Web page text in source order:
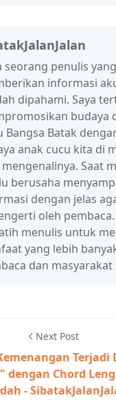
seorang penulis
informasi
dipahami. Saya
budaya
Bangsa Batak
anak cucu kita di
Saat
berusaha
dengan jelas
oleh
menulis untuk
yang lebih
dan masyarakat
Next Post
Terjadi
dengan Chord
-